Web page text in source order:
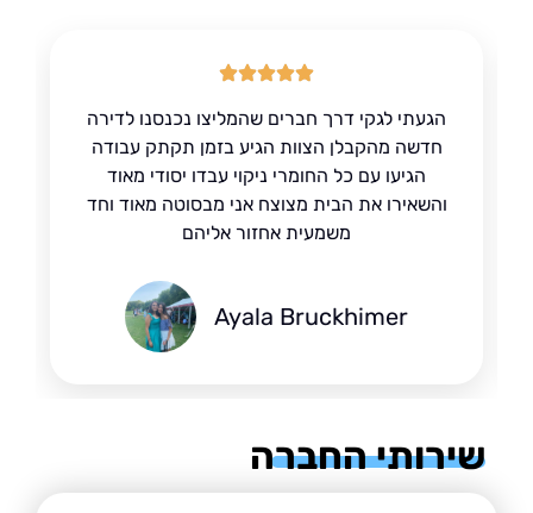
הגעתי לגקי דרך חברים שהמליצו נכנסנו לדירה
חדשה מהקבלן הצוות הגיע בזמן תקתק עבודה
הגיעו עם כל החומרי ניקוי עבדו יסודי מאוד
והשאירו את הבית מצוצח אני מבסוטה מאוד וחד
משמעית אחזור אליהם
Ayala Bruckhimer
החברה